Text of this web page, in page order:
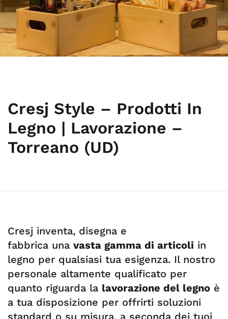
Cresj Style – Prodotti In
Legno | Lavorazione –
Torreano (UD)
Cresj inventa, disegna e
fabbrica una vasta gamma di articoli in
legno per qualsiasi tua esigenza. Il nostro
personale altamente qualificato per
quanto riguarda la lavorazione del legno è
a tua disposizione per offrirti soluzioni
standard o su misura, a seconda dei tuoi